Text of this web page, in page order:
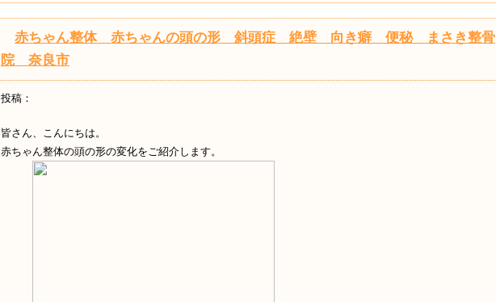
赤ちゃん整体 赤ちゃんの頭の形 斜頭症 絶壁 向き癖 便秘 まさき整骨
院 奈良市
投稿：
皆さん、こんにちは。
赤ちゃん整体の頭の形の変化をご紹介します。